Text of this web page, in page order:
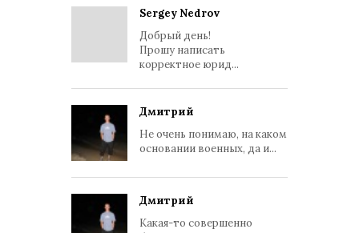
Sergey Nedrov
Добрый день!
Прошу написать
корректное юрид...
Дмитрий
Не очень понимаю, на каком
основании военных, да и...
Дмитрий
Какая-то совершенно